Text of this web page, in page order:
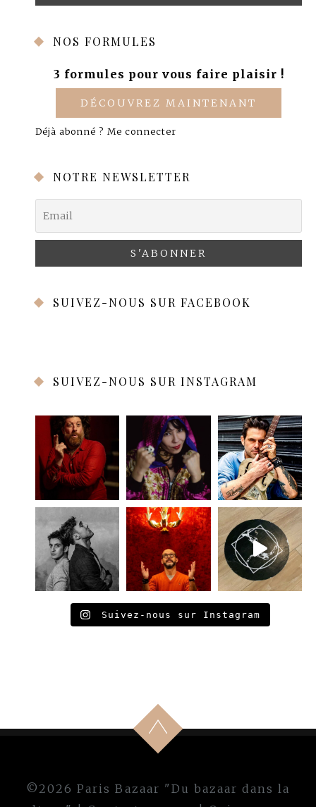
NOS FORMULES
3 formules pour vous faire plaisir !
DÉCOUVREZ MAINTENANT
Déjà abonné ? Me connecter
NOTRE NEWSLETTER
SUIVEZ-NOUS SUR FACEBOOK
SUIVEZ-NOUS SUR INSTAGRAM
Suivez-nous sur Instagram
©2026 Paris Bazaar "Du bazaar dans la